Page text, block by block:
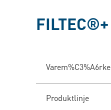
FILTEC®+
Varem%C3%A6rke
Produktlinje